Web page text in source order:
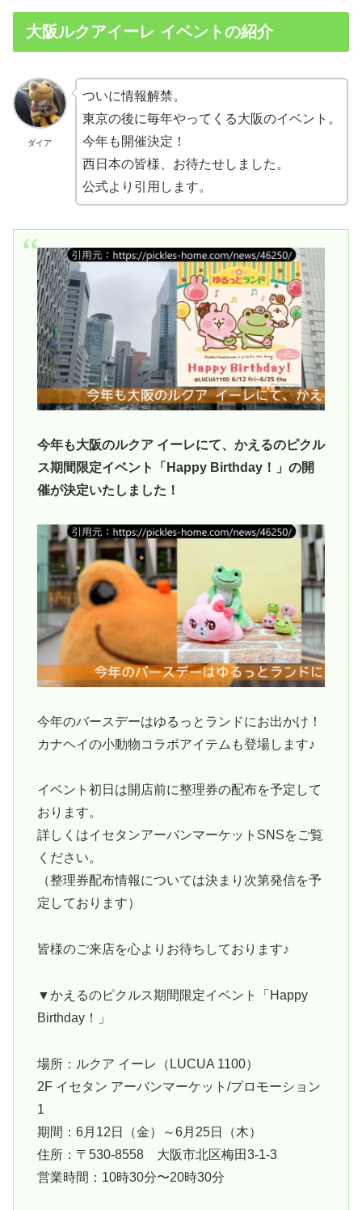
大阪ルクアイーレ イベントの紹介
ダイア
ついに情報解禁。
東京の後に毎年やってくる大阪のイベント。
今年も開催決定！
西日本の皆様、お待たせしました。
公式より引用します。
今年も大阪のルクア イーレにて、かえるのピクル
ス期間限定イベント「Happy Birthday！」の開
催が決定いたしました！
今年のバースデーはゆるっとランドにお出かけ！
カナヘイの小動物コラボアイテムも登場します♪
イベント初日は開店前に整理券の配布を予定して
おります。
詳しくはイセタンアーバンマーケットSNSをご覧
ください。
（整理券配布情報については決まり次第発信を予
定しております）
皆様のご来店を心よりお待ちしております♪
▼かえるのピクルス期間限定イベント「Happy
Birthday！」
場所：ルクア イーレ（LUCUA 1100）
2F イセタン アーバンマーケット/プロモーション
1
期間：6月12日（金）～6月25日（木）
住所：〒530-8558 大阪市北区梅田3-1-3
営業時間：10時30分〜20時30分